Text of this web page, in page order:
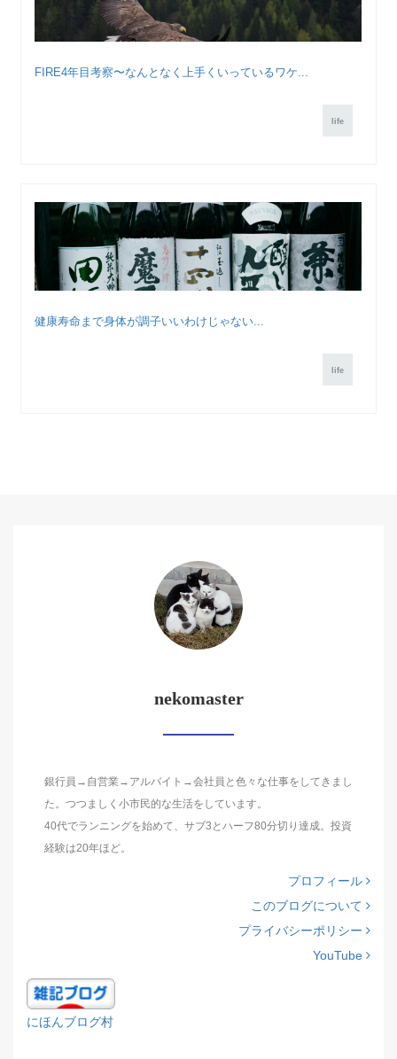
FIRE4年目考察〜なんとなく上手くいっているワケ...
life
健康寿命まで身体が調子いいわけじゃない...
life
nekomaster
銀行員→自営業→アルバイト→会社員と色々な仕事をしてきまし
た。つつましく小市民的な生活をしています。
40代でランニングを始めて、サブ3とハーフ80分切り達成。投資
経験は20年ほど。
プロフィール
このブログについて
プライバシーポリシー
YouTube
にほんブログ村